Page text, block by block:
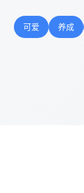
可爱 养成